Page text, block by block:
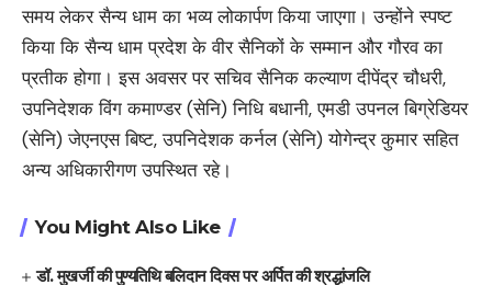
समय लेकर सैन्य धाम का भव्य लोकार्पण किया जाएगा। उन्होंने स्पष्ट
किया कि सैन्य धाम प्रदेश के वीर सैनिकों के सम्मान और गौरव का
प्रतीक होगा। इस अवसर पर सचिव सैनिक कल्याण दीपेंद्र चौधरी,
उपनिदेशक विंग कमाण्डर (सेनि) निधि बधानी, एमडी उपनल बिग्रेडियर
(सेनि) जेएनएस बिष्ट, उपनिदेशक कर्नल (सेनि) योगेन्द्र कुमार सहित
अन्य अधिकारीगण उपस्थित रहे।
You Might Also Like
डॉ. मुखर्जी की पुण्यतिथि बलिदान दिवस पर अर्पित की श्रद्धांजलि